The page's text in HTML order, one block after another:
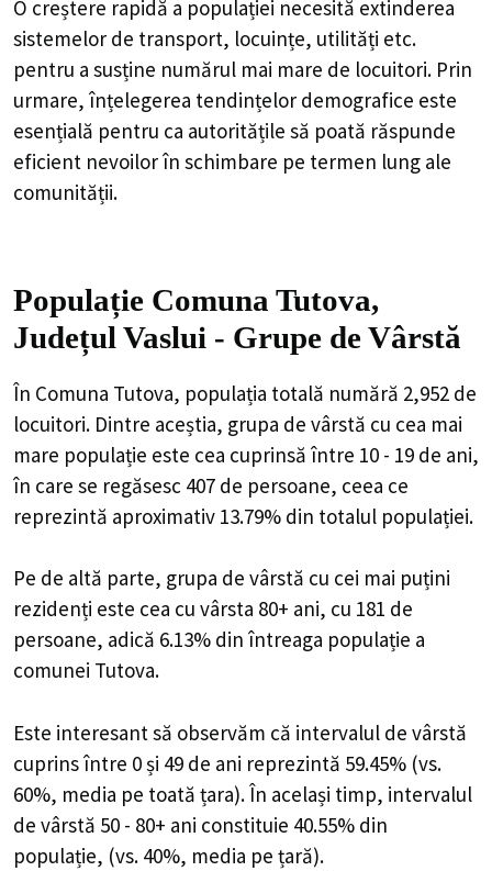
O creștere rapidă a populației necesită extinderea
sistemelor de transport, locuințe, utilități etc.
pentru a susține numărul mai mare de locuitori. Prin
urmare, înțelegerea tendințelor demografice este
esențială pentru ca autoritățile să poată răspunde
eficient nevoilor în schimbare pe termen lung ale
comunității.
Populație Comuna Tutova,
Județul Vaslui - Grupe de Vârstă
În Comuna Tutova, populația totală numără 2,952 de
locuitori. Dintre aceștia, grupa de vârstă cu cea mai
mare populație este cea cuprinsă între 10 - 19 de ani,
în care se regăsesc 407 de persoane, ceea ce
reprezintă aproximativ 13.79% din totalul populației.
Pe de altă parte, grupa de vârstă cu cei mai puțini
rezidenți este cea cu vârsta 80+ ani, cu 181 de
persoane, adică 6.13% din întreaga populație a
comunei Tutova.
Este interesant să observăm că intervalul de vârstă
cuprins între 0 și 49 de ani reprezintă 59.45% (vs.
60%, media pe toată țara). În același timp, intervalul
de vârstă 50 - 80+ ani constituie 40.55% din
populație, (vs. 40%, media pe țară).